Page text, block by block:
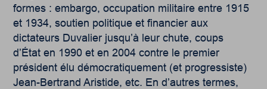
formes : embargo, occupation militaire entre 1915
et 1934, soutien politique et financier aux
dictateurs Duvalier jusqu’à leur chute, coups
d’État en 1990 et en 2004 contre le premier
président élu démocratiquement (et progressiste)
Jean-Bertrand Aristide, etc. En d’autres termes,